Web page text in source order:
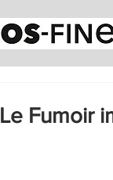
Le Fumoir